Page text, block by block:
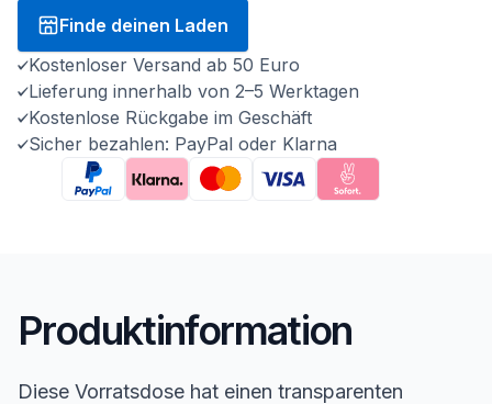
Finde deinen Laden
Kostenloser Versand ab 50 Euro
Lieferung innerhalb von 2–5 Werktagen
Kostenlose Rückgabe im Geschäft
Sicher bezahlen: PayPal oder Klarna
Produktinformation
Diese Vorratsdose hat einen transparenten